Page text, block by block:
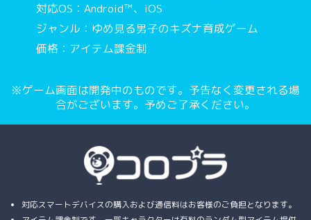
対応OS：Android™、iOS
ジャンル：ゆめ見る男子のキズナ育成ゲーム
価格：アイテム課金制
※ゲーム画面は開発中のものです。予告なく変更される場
合がございます。予めご了承ください。
対応スマートデバイスの購入および通信料はお客様のご負担となります。